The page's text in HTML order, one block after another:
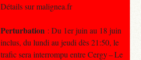
Détails sur malignea.fr
Perturbation : Du 1er juin au 18 juin
inclus, du lundi au jeudi dès 21:50, le
trafic sera interrompu entre Cergy – Le